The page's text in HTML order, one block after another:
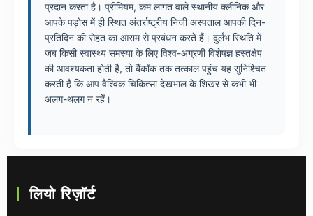
प्रदान करता है। प्रीमियम, कम लागत वाले स्थानीय क्लीनिक और
आपके पड़ोस में ही स्थित अंतर्राष्ट्रीय निजी अस्पताल आपकी दिन-
प्रतिदिन की सेहत का आराम से प्रबंधन करते हैं। दुर्लभ स्थिति में
जब किसी स्वास्थ्य समस्या के लिए विश्व-अग्रणी विशेषज्ञ हस्तक्षेप
की आवश्यकता होती है, तो बैंकॉक तक तत्काल पहुंच यह सुनिश्चित
करती है कि आप वैश्विक चिकित्सा देखभाल के शिखर से कभी भी
अलग-थलग न रहें।
लियो रिज़ॉर्ट